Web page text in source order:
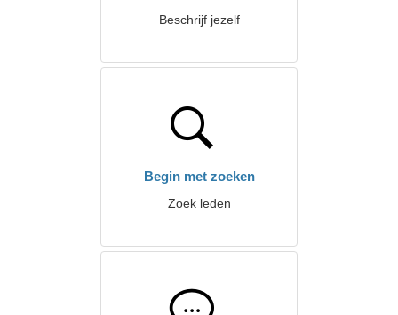
Beschrijf jezelf
Begin met zoeken
Zoek leden